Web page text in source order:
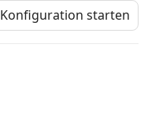
Konfiguration starten